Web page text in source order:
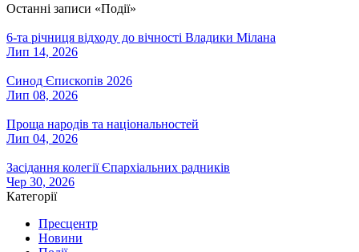
Останні записи «Події»
6-та річниця відходу до вічності Владики Мілана
Лип 14, 2026
Синод Єпископів 2026
Лип 08, 2026
Проща народів та національностей
Лип 04, 2026
Засідання колегії Єпархіальних радників
Чер 30, 2026
Категорії
Пресцентр
Новини